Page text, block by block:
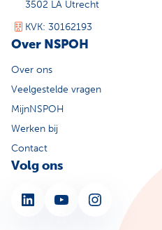
3502 LA Utrecht
KVK: 30162193
Over NSPOH
Over ons
Veelgestelde vragen
MijnNSPOH
Werken bij
Contact
Volg ons
LinkedIn YouTube Instagram